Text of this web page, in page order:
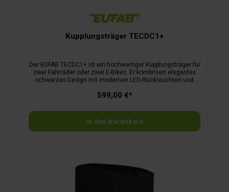
Kupplungsträger TECDC1+
Der EUFAB TECDC1+ ist ein hochwertiger Kupplungsträger für
zwei Fahrräder oder zwei E-Bikes. Er kombiniert elegantes
schwarzes Design mit modernen LED-Rückleuchten und
Stil. Durch die Abklappfunktion per Fußpedal, das
die Handhabung besonders komfortabel. Der Kupplungsträger
eignet sich ideal für Fahrzeuge mit großen Heckklappen wie
Transporter oder Vans. Abschließbare Rahmenhalter und
Spanngurte bieten Diebstahlschutz, stabile Stahlschienen
599,00 €*
In den Warenkorb